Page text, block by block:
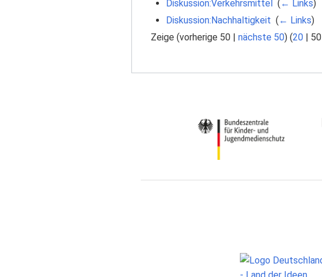
Diskussion:Verkehrsmittel‎ (← Links)
Diskussion:Nachhaltigkeit (← Links)
Zeige (vorherige 50 | nächste 50) (20 | 50